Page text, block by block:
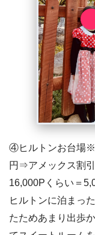
④ヒルトンお台場※
円⇒アメックス割
16,000Pくらい＝
ヒルトンに泊まっ
たためあまり出歩